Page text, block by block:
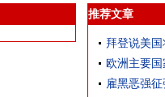
推荐文章
拜登说美
欧洲主要
雇黑恶强